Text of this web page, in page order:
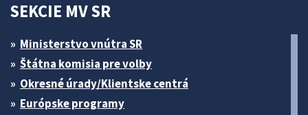
SEKCIE MV SR
Ministerstvo vnútra SR
Štátna komisia pre volby
Okresné úrady/Klientske centrá
Európske programy